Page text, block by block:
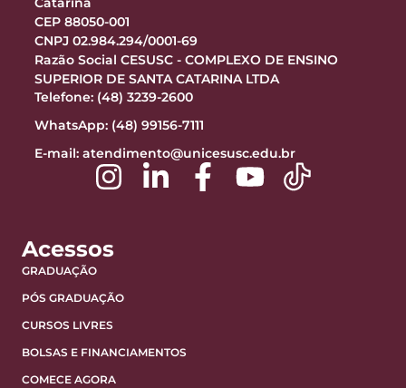
CEP 88050-001
CNPJ 02.984.294/0001-69
Razão Social CESUSC - COMPLEXO DE ENSINO
SUPERIOR DE SANTA CATARINA LTDA
Telefone: (48) 3239-2600
WhatsApp: (48) 99156-7111
E-mail: atendimento@unicesusc.edu.br
Acessos
GRADUAÇÃO
PÓS GRADUAÇÃO
CURSOS LIVRES
BOLSAS E FINANCIAMENTOS
COMECE AGORA